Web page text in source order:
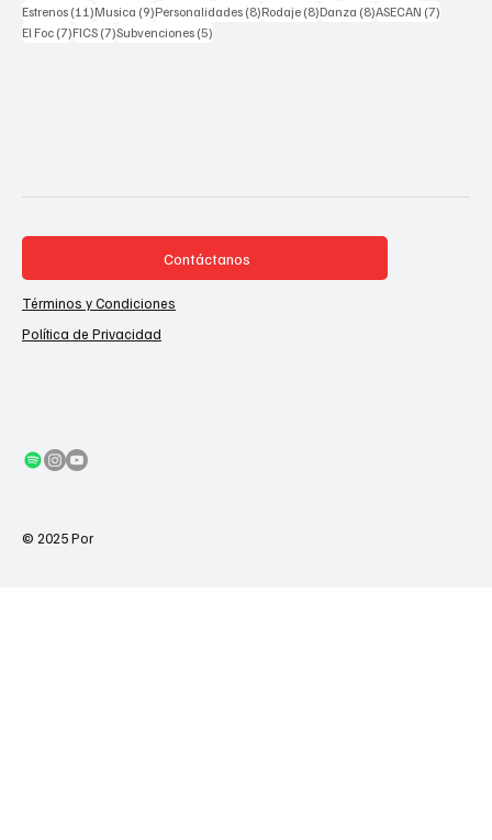
Estrenos (11)11 posts
Musica (9)9 posts
Personalidades (8)8 posts
Rodaje (8)8 posts
Danza (8)8 posts
ASECAN (7)
El Foc (7)7 posts
FICS (7)7 posts
Subvenciones (5)
© 2025 Por
Contáctanos
Términos y Condiciones
Política de Privacidad